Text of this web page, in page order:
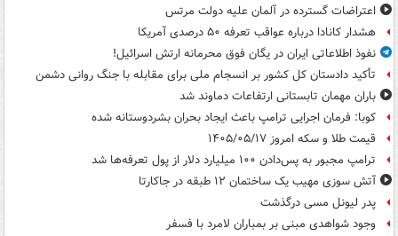
اعتراضات گسترده در آلمان علیه دولت مرتس
هشدار کانادا درباره عواقب تعرفه ۵۰ درصدی آمریکا
نفوذ اطلاعاتی ایران در یگان فوق محرمانه ارتش اسرائیل!
تأکید دادستان کل کشور بر انسجام ملی برای مقابله با جنگ روانی دشمن
باران مهمان تابستانی ارتفاعات دماوند شد
کوبا: فرمان اجرایی ترامپ باعث ایجاد بحران بشردوستانه شده
قیمت طلا و سکه امروز ۱۴۰۵/۰۵/۱۷
ترامپ مجبور به پس‌دادن ۱۰۰ میلیارد دلار از پول تعرفه‌ها شد
آتش سوزی مهیب یک ساختمان ۱۲ طبقه در جاکارتا
پدر لیونل مسی درگذشت
وجود شواهدی مبنی بر بمباران لامرد با فسفر